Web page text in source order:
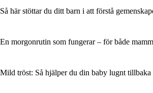
Så här stöttar du ditt barn i att förstå
En morgonrutin som fungerar – för både
Mild tröst: Så hjälper du din baby lugnt tillbaka